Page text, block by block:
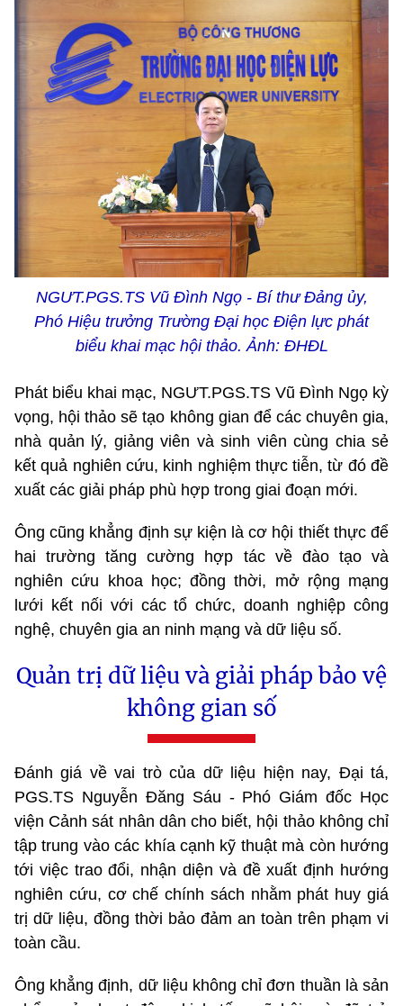
NGƯT.PGS.TS Vũ Đình Ngọ - Bí thư Đảng ủy,
Phó Hiệu trưởng Trường Đại học Điện lực phát
biểu khai mạc hội thảo. Ảnh: ĐHĐL
Phát biểu khai mạc, NGƯT.PGS.TS Vũ Đình Ngọ kỳ
vọng, hội thảo sẽ tạo không gian để các chuyên gia,
nhà quản lý, giảng viên và sinh viên cùng chia sẻ
kết quả nghiên cứu, kinh nghiệm thực tiễn, từ đó đề
xuất các giải pháp phù hợp trong giai đoạn mới.
Ông cũng khẳng định sự kiện là cơ hội thiết thực để
hai trường tăng cường hợp tác về đào tạo và
nghiên cứu khoa học; đồng thời, mở rộng mạng
lưới kết nối với các tổ chức, doanh nghiệp công
nghệ, chuyên gia an ninh mạng và dữ liệu số.
Quản trị dữ liệu và giải pháp bảo vệ
không gian số
Đánh giá về vai trò của dữ liệu hiện nay, Đại tá,
PGS.TS Nguyễn Đăng Sáu - Phó Giám đốc Học
viện Cảnh sát nhân dân cho biết, hội thảo không chỉ
tập trung vào các khía cạnh kỹ thuật mà còn hướng
tới việc trao đổi, nhận diện và đề xuất định hướng
nghiên cứu, cơ chế chính sách nhằm phát huy giá
trị dữ liệu, đồng thời bảo đảm an toàn trên phạm vi
toàn cầu.
Ông khẳng định, dữ liệu không chỉ đơn thuần là sản